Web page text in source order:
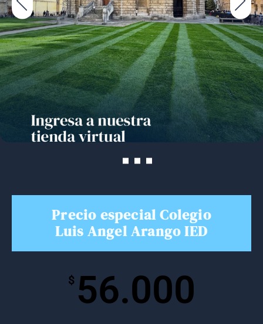
Precio especial Colegio
Luis Angel Arango IED
$ 56.000